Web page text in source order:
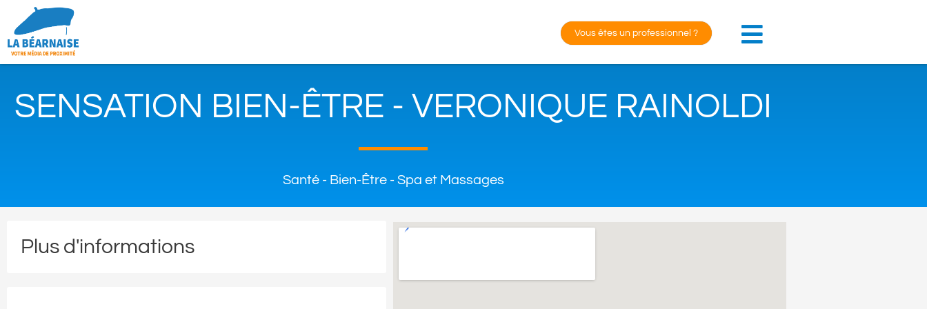
Vous êtes un professionnel ?
SENSATION BIEN-ÊTRE - VERONIQUE RAINOLDI
Santé - Bien-Être - Spa et Massages
Plus d'informations